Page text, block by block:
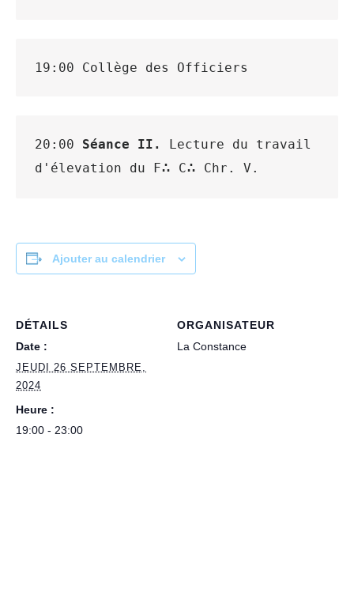
19:00 Collège des Officiers
20:00 Séance II.
Lecture du travail
d'élevation du F∴ C∴ Chr. V.
Ajouter au calendrier
DÉTAILS
Date :
JEUDI 26 SEPTEMBRE,
2024
Heure :
19:00 - 23:00
ORGANISATEUR
La Constance